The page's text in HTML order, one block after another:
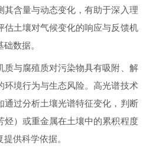
其含量与动态变化，有助于深入理
估土壤对气候变化的响应与反馈机
数据。
质与腐殖质对污染物具有吸附、解
环境行为与生态风险。高光谱技术
通过分析土壤光谱特征变化，判断
烃）或重金属在土壤中的累积程度
供科学依据。